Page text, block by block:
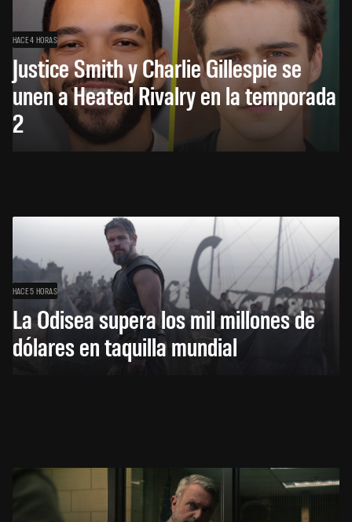
HACE 4 HORAS
Justice Smith y Charlie Gillespie se
unen a Heated Rivalry en la temporada
2
HACE 5 HORAS
La Odisea supera los mil millones de
dólares en taquilla mundial